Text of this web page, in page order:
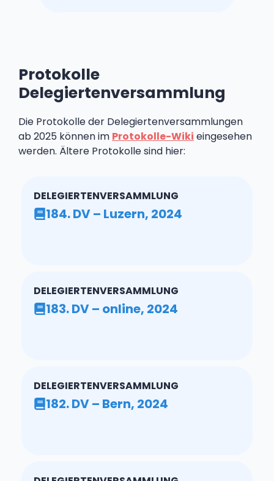
Protokolle
Delegiertenversammlung
Die Protokolle der Delegiertenversammlungen
ab 2025 können im Protokolle-Wiki eingesehen
werden. Ältere Protokolle sind hier:
DELEGIERTENVERSAMMLUNG
184. DV – Luzern, 2024
DELEGIERTENVERSAMMLUNG
183. DV – online, 2024
DELEGIERTENVERSAMMLUNG
182. DV – Bern, 2024